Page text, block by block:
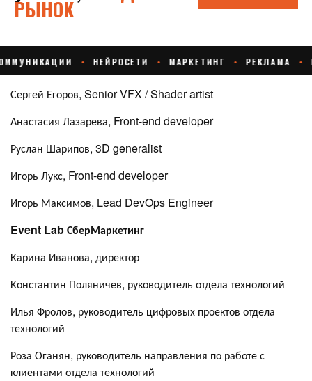
Сергей Егоров, Senior VFX / Shader artist
Анастасия Лазарева, Front-end developer
Руслан Шарипов, 3D generalist
Игорь Лукс, Front-end developer
Игорь Максимов, Lead DevOps Engineer
Event Lab СберМаркетинг
Карина Иванова, директор
Константин Поляничев, руководитель отдела технологий
Илья Фролов, руководитель цифровых проектов отдела
технологий
Роза Оганян, руководитель направления по работе с
клиентами отдела технологий